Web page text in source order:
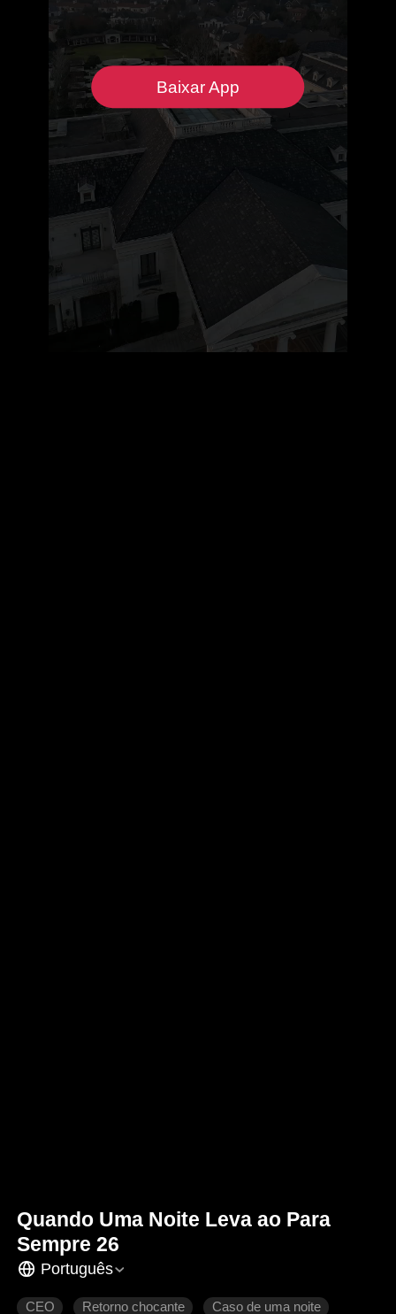
Baixar App
Quando Uma Noite Leva ao Para
Sempre 26
Português
CEO Retorno chocante Caso de uma noite